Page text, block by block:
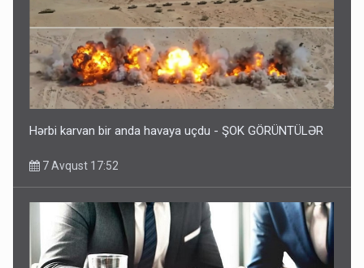
Hərbi karvan bir anda havaya uçdu - ŞOK GÖRÜNTÜLƏR
7 Avqust 17:52